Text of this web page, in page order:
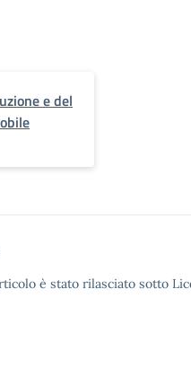
e del
è stato rilasciato sotto